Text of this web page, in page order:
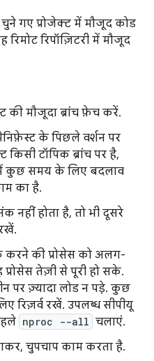
गए प्रोजेक्ट में मौजूद कोड
रिपॉज़िटरी में मौजूद
की मौजूदा ब्रांच फ़ेच करें.
के पिछले वर्शन पर
टॉपिक ब्रांच पर है,
कुछ समय के लिए बदलाव
का है.
नहीं होता है, तो भी दूसरे
करने की प्रोसेस को अलग-
तेज़ी से पूरी हो सके.
पर ज़्यादा लोड न पड़े. कुछ
रिज़र्व रखें. उपलब्ध सीपीयू
nproc --all चलाएं.
चुपचाप काम करता है.